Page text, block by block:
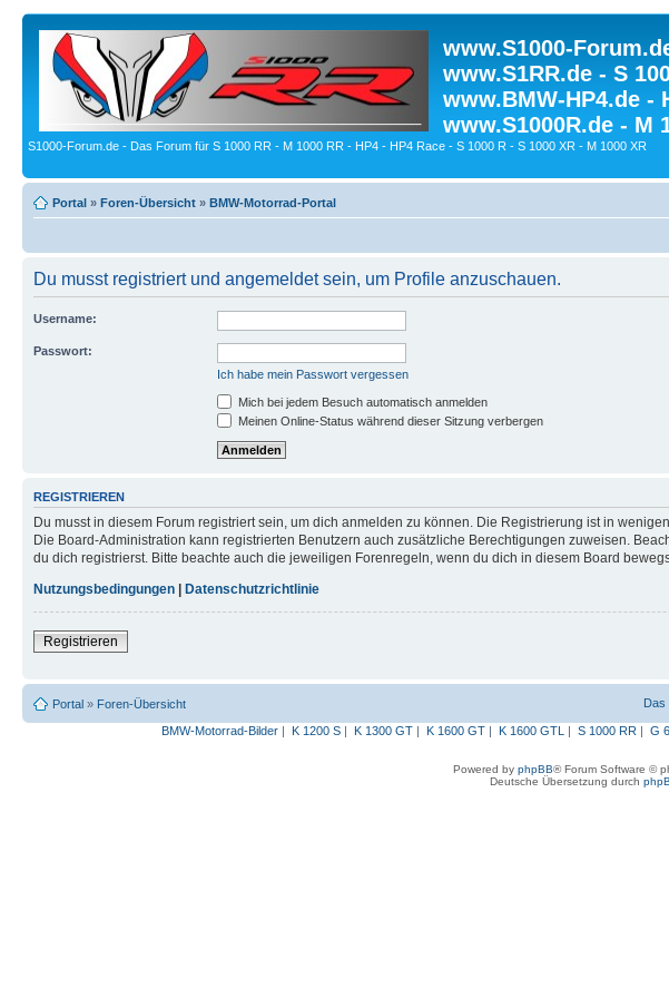
www.S1000-
www.S1RR.de - S
www.BMW-HP4.de -
www.S1000R.de - M
S1000-Forum.de - Das Forum für S 1000 RR - M 1000 RR - HP4 - HP4 Race - S 1000 R - S 1000 XR - M 1000 XR
Portal » Foren-Übersicht » BMW-Motorrad-Portal
Du musst registriert und angemeldet sein, um Profile anzuschauen.
Username:
Passwort:
Ich habe mein Passwort vergessen
Mich bei jedem Besuch automatisch anmelden
Meinen Online-Status während dieser Sitzung verbergen
REGISTRIEREN
Du musst in diesem Forum registriert sein, um dich anmelden zu können. Die Registrierung ist in
Die Board-Administration kann registrierten Benutzern auch zusätzliche Berechtigungen zuweisen.
du dich registrierst. Bitte beachte auch die jeweiligen Forenregeln, wenn du dich in diesem Board
Nutzungsbedingungen
Datenschutzrichtlinie
Registrieren
Portal » Foren-Übersicht Das
BMW-Motorrad-Bilder| K 1200 S| K 1300 GT| K 1600 GT| K 1600 GTL | S 1000 RR | G
Powered by phpBB® Forum Software ©
Deutsche Übersetzung durch